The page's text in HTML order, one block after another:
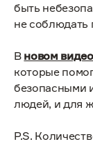
быть
не
В новом
которые
безопасными
людей, и для
P.S.